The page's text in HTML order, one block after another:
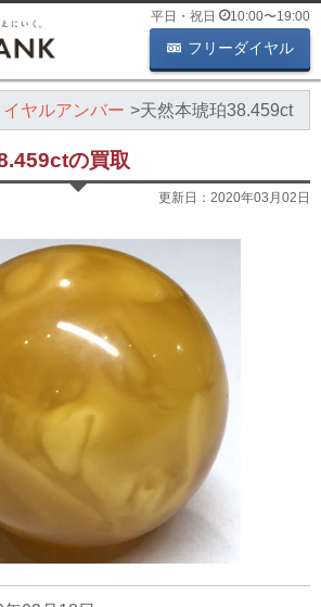
平日・祝日 10:00〜19:00
フリーダイヤル
イヤルアンバー 天然本琥珀38.459ct
の買取
更新日： 2020年03月02日